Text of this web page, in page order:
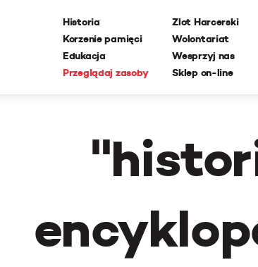
Historia
Korzenie pamięci
Edukacja
Przeglądaj zasoby
Zlot Harcerski
Wolontariat
Wesprzyj nas
Sklep on-line
"